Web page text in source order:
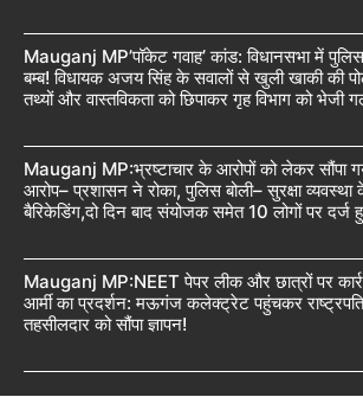
Mauganj MP’पॉकेट गवाह’ कांड: विधानसभा में
बम्ब! विधायक अजय सिंह के सवालों से खुली खाकी की
तथ्यों और वास्तविकता को छिपाकर गृह विभाग को भेजी
Mauganj MP:भ्रष्टाचार के आरोपों को लेकर सौंपा
आरोप– प्रशासन ने रोका, पुलिस बोली– सुरक्षा
बैरिकेडिंग,दो दिन बाद संयोजक समेत 10 लोगों पर
Mauganj MP:NEET पेपर लीक और छात्रों पर
आर्मी का प्रदर्शन: मऊगंज कलेक्ट्रेट पहुंचकर
तहसीलदार को सौंपा ज्ञापन!